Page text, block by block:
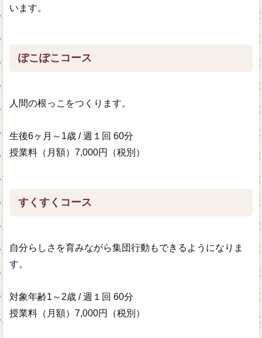
います。
ぽこぽこコース
人間の根っこをつくります。
生後6ヶ月～1歳 / 週１回 60分
授業料（月額）7,000円（税別）
すくすくコース
自分らしさを育みながら集団行動もできるようになりま
す。
対象年齢1～2歳 / 週１回 60分
授業料（月額）7,000円（税別）